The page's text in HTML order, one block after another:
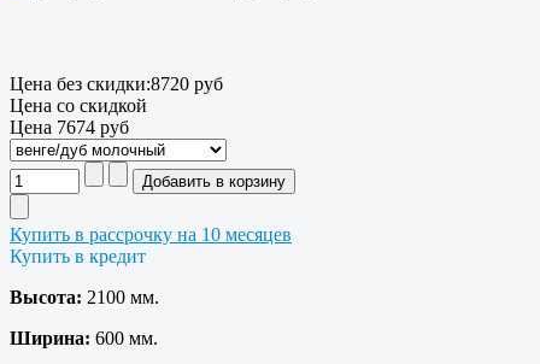
Цена без скидки:8720 руб
Цена со скидкой
Цена 7674 руб
Купить в рассрочку на 10 месяцев
Купить в кредит
Высота: 2100 мм.
Ширина: 600 мм.